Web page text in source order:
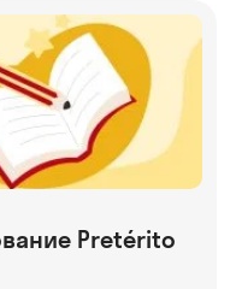
Pretérito